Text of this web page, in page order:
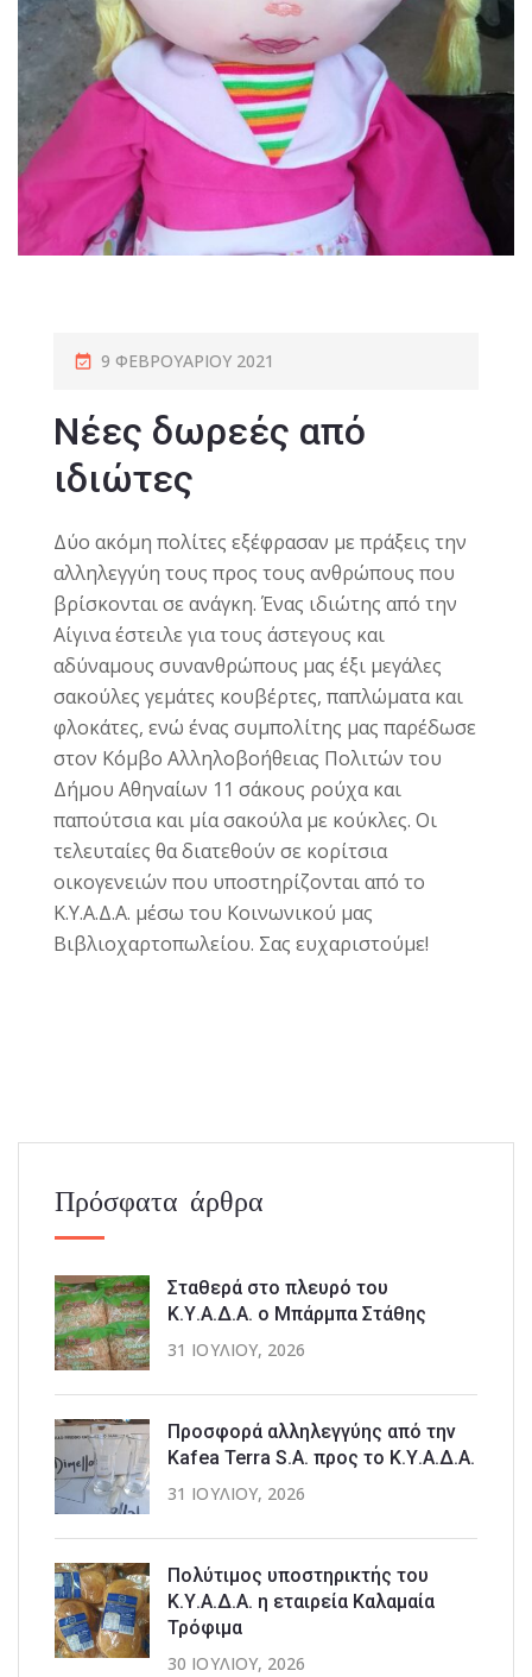
9 ΦΕΒΡΟΥΑΡΊΟΥ 2021
Νέες δωρεές από
ιδιώτες
Δύο ακόμη πολίτες εξέφρασαν με πράξεις την
αλληλεγγύη τους προς τους ανθρώπους που
βρίσκονται σε ανάγκη. Ένας ιδιώτης από την
Αίγινα έστειλε για τους άστεγους και
αδύναμους συνανθρώπους μας έξι μεγάλες
σακούλες γεμάτες κουβέρτες, παπλώματα και
φλοκάτες, ενώ ένας συμπολίτης μας παρέδωσε
στον Κόμβο Αλληλοβοήθειας Πολιτών του
Δήμου Αθηναίων 11 σάκους ρούχα και
παπούτσια και μία σακούλα με κούκλες. Οι
τελευταίες θα διατεθούν σε κορίτσια
οικογενειών που υποστηρίζονται από το
Κ.Υ.Α.Δ.Α. μέσω του Κοινωνικού μας
Βιβλιοχαρτοπωλείου. Σας ευχαριστούμε!
Πρόσφατα άρθρα
Σταθερά στο πλευρό του
Κ.Υ.Α.Δ.Α. ο Μπάρμπα Στάθης
31 ΙΟΥΛΊΟΥ, 2026
Προσφορά αλληλεγγύης από την
Kafea Terra S.A. προς το Κ.Υ.Α.Δ.Α.
31 ΙΟΥΛΊΟΥ, 2026
Πολύτιμος υποστηρικτής του
Κ.Υ.Α.Δ.Α. η εταιρεία Καλαμαία
Τρόφιμα
30 ΙΟΥΛΊΟΥ, 2026